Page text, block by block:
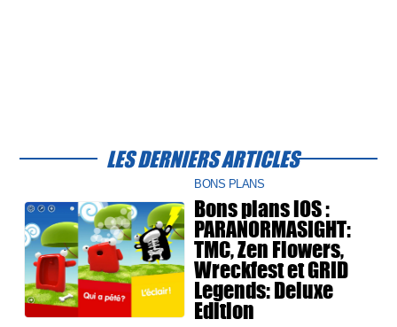
LES DERNIERS ARTICLES
BONS PLANS
Bons plans iOS :
PARANORMASIGHT:
TMC, Zen Flowers,
Wreckfest et GRID
Legends: Deluxe
Edition